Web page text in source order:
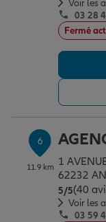
Voir les
03 28
Fermé
6
11.9 km 1
62232
5/5Note de 5
(40
Voir les
03 59